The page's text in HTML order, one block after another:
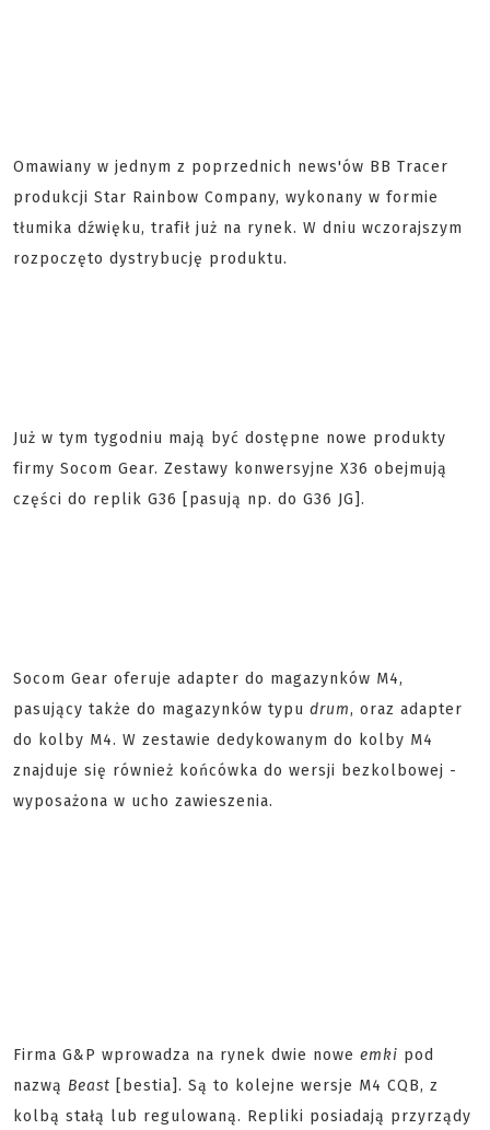
Omawiany w jednym z poprzednich news'ów BB Tracer
produkcji Star Rainbow Company, wykonany w formie
tłumika dźwięku, trafił już na rynek. W dniu wczorajszym
rozpoczęto dystrybucję produktu.
Już w tym tygodniu mają być dostępne nowe produkty
firmy Socom Gear. Zestawy konwersyjne X36 obejmują
części do replik G36 [pasują np. do G36 JG].
Socom Gear oferuje adapter do magazynków M4,
pasujący także do magazynków typu drum, oraz adapter
do kolby M4. W zestawie dedykowanym do kolby M4
znajduje się również końcówka do wersji bezkolbowej -
wyposażona w ucho zawieszenia.
Firma G&P wprowadza na rynek dwie nowe emki pod
nazwą Beast [bestia]. Są to kolejne wersje M4 CQB, z
kolbą stałą lub regulowaną. Repliki posiadają przyrządy